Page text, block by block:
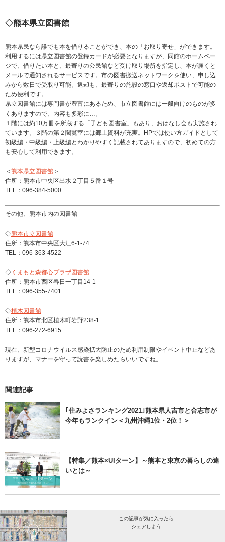
◇熊本県立図書館
熊本県民なら誰でも本を借りることができ、本の「お取り寄せ」ができます。
利用するには県立図書館の登録カードが必要となりますが、同館のホームペー
ジで、借りたい本と、最寄りの公民館など受け取り場所を指定し、本が届くと
メールで通知されるサービスです。市の図書搬送ネットワークを使い、申し込
みから数日で受取り可能。返却も、最寄りの施設の窓口や返却ポストで可能の
ため便利です。
県立図書館には専門書が豊富にあるため、市立図書館には一般向けのものが多
くありますので、内容も多彩に…。
１階には約10万冊を所蔵する「子ども図書室」もあり、おはなし会も実施され
ています。３階の第２閲覧室には郷土資料が充実。HPでは使い方ガイドとして
初級編・中級編・上級編とわかりやすく記載されてありますので、初めての方
も安心して利用できます。
＜ 熊本県立図書館 ＞
住所：熊本市中央区出水２丁目５番１号
TEL：096‐384‐5000
その他、熊本市内の図書館
◇熊本市立図書館
住所：熊本市中央区大江6-1-74
TEL：096-363-4522
◇ くまもと森都心プラザ図書館
住所：熊本市西区春日一丁目14-1
TEL：096-355-7401
◇植木図書館
住所：熊本市北区植木町岩野238-1
TEL：096-272-6915
現在、新型コロナウイルス感染拡大防止のため利用制限やイベント中止などあ
りますが、マナーを守って読書を楽しめたらいいですね。
関連記事
｢住みよさランキング2021｣熊本県人吉市と合志市が
今年もランクイン＜九州沖縄1位・2位！＞
【特集／熊本×UIターン】～熊本と東京の暮らしの違
いとは～
この記事が気に入ったら
シェアしよう